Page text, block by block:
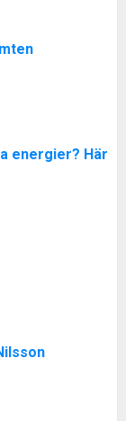
energier? Här